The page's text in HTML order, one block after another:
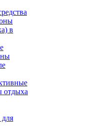
в
отдыха